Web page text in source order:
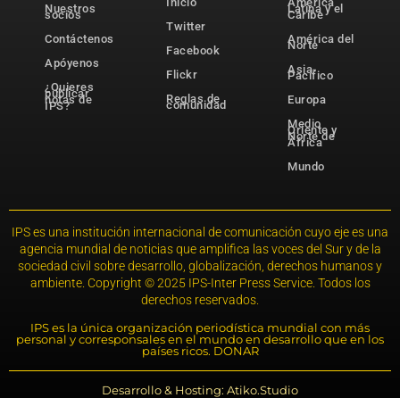
Nuestros
socios
Contáctenos
Apóyenos
¿Quieres
publicar
notas de
IPS?
Twitter
Facebook
Flickr
Reglas de
comunidad
Latina y el
Caribe
América del
Norte
Asia-
Pacífico
Europa
Medio
Oriente y
Norte de
África
Mundo
IPS es una institución internacional de comunicación cuyo eje es una
agencia mundial de noticias que amplifica las voces del Sur y de la
sociedad civil sobre desarrollo, globalización, derechos humanos y
ambiente. Copyright © 2025 IPS-Inter Press Service. Todos los
derechos reservados.
IPS es la única organización periodística mundial con más
personal y corresponsales en el mundo en desarrollo que en los
países ricos. DONAR
Desarrollo & Hosting: Atiko.Studio